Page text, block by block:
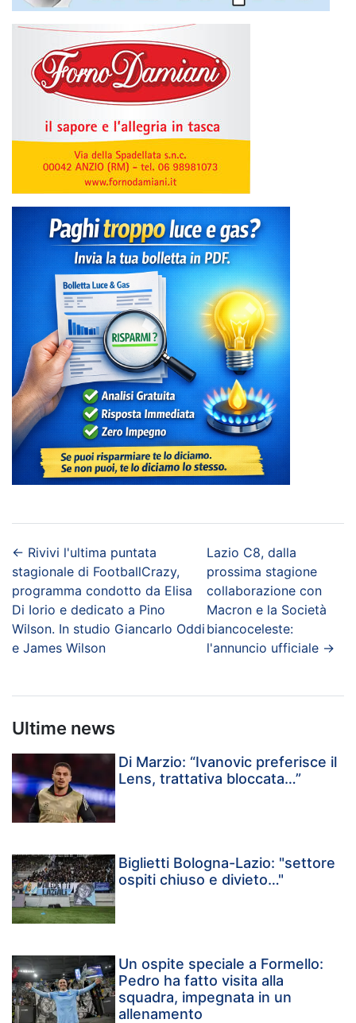
← Rivivi l'ultima puntata
stagionale di FootballCrazy,
programma condotto da Elisa
Di Iorio e dedicato a Pino
Wilson. In studio Giancarlo Oddi
e James Wilson
Lazio C8, dalla
prossima stagione
collaborazione con
Macron e la Società
biancoceleste:
l'annuncio ufficiale →
Ultime news
Di Marzio: “Ivanovic preferisce il
Lens, trattativa bloccata…”
Biglietti Bologna-Lazio: "settore
ospiti chiuso e divieto…"
Un ospite speciale a Formello:
Pedro ha fatto visita alla
squadra, impegnata in un
allenamento